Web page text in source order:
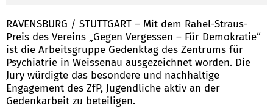
RAVENSBURG / STUTTGART – Mit dem Rahel-Straus-
Preis des Vereins „Gegen Vergessen – Für Demokratie“
ist die Arbeitsgruppe Gedenktag des Zentrums für
Psychiatrie in Weissenau ausgezeichnet worden. Die
Jury würdigte das besondere und nachhaltige
Engagement des ZfP, Jugendliche aktiv an der
Gedenkarbeit zu beteiligen.